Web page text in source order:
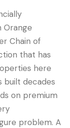
Orange
Chain of
that has
here
built decades
on premium
problem. A